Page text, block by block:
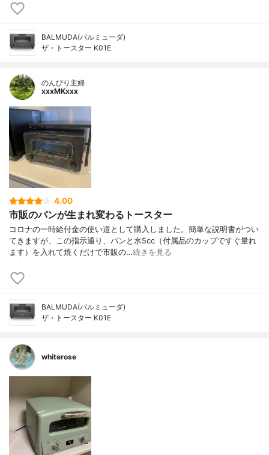
BALMUDA(バルミューダ)
ザ・トースター K01E
のんびり主婦
xxxMKxxx
4.00
市販のパンが生まれ変わるトースター
コロナの一時給付金の使い道として購入しました。簡単な説明書がつい
てきますが、この指示通り、パンと水5cc（付属品のカップですぐ量れ
ます）を入れて焼くだけで市販の…続きを見る
BALMUDA(バルミューダ)
ザ・トースター K01E
whiterose